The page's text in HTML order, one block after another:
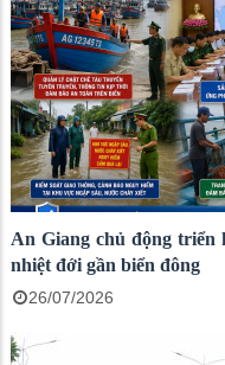
An Giang chủ động triển
nhiệt đới gần biển đông
26/07/2026